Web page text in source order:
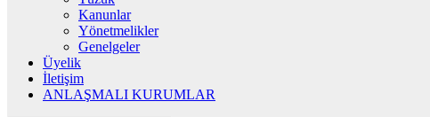
Kanunlar
Yönetmelikler
Genelgeler
Üyelik
İletişim
ANLAŞMALI KURUMLAR